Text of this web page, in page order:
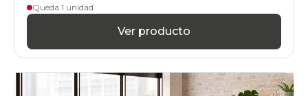
Queda 1 unidad
Ver producto